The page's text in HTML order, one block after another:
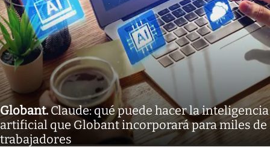
Globant.Claude: qué puede hacer la inteligencia
artificial que Globant incorporará para miles de
trabajadores